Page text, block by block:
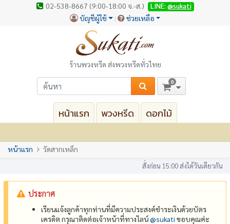
02-538-8667 (9:00-18:00 จ.-ส.) LINE: @sukati
บัญชีผู้ใช้ ช่วยเหลือ
ร้านพวงหรีด ส่งพวงหรีดทั่วไทย
0
หน้าแรก พวงหรีด ดอกไม้
หน้าแรก วัดสากเหล็ก
สั่งก่อน 15:00 ส่งได้วันเดียวกัน
ประกาศ
เรียนแจ้งลูกค้าทุกท่านที่มีความประสงค์ชำระเงินด้วยบัตร
เครดิต กรุณาติดต่อเจ้าหน้าที่ทางไลน์@‌sukati ขอบคุณค่ะ